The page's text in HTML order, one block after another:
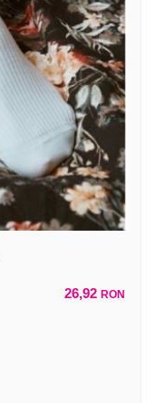
26,92 RON